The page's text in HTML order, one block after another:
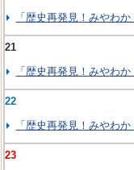
「歴史再発見！みやわ
21
「歴史再発見！みやわ
22
「歴史再発見！みやわ
23